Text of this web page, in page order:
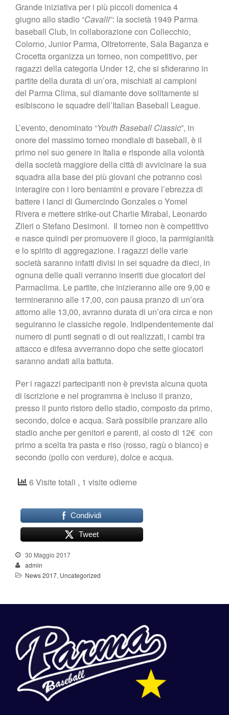
Shop
Grande iniziativa per i più piccoli domenica 4
giugno allo stadio “Cavalli”: la società 1949 Parma
baseball Club, in collaborazione con Collecchio,
Colorno, Junior Parma, Oltretorrente, Sala Baganza e
Crocetta organizza un torneo, non competitivo, per
ragazzi della categoria Under 12, che si sfideranno in
partite della durata di un’ora, mischiati ai campioni
del Parma Clima, sul diamante dove solitamente si
esibiscono le squadre dell’Italian Baseball League.
L’evento, denominato “Youth Baseball Classic”, in
onore del massimo torneo mondiale di baseball, è il
primo nel suo genere in Italia e risponde alla volontà
della società maggiore della città di avvicinare la sua
squadra alla base dei più giovani che potranno così
interagire con i loro beniamini e provare l’ebrezza di
battere i lanci di Gumercindo Gonzales o Yomel
Rivera e mettere strike-out Charlie Mirabal, Leonardo
Zileri o Stefano Desimoni. Il torneo non è competitivo
e nasce quindi per promuovere il gioco, la parmigianità
e lo spirito di aggregazione. I ragazzi delle varie
società saranno infatti divisi in sei squadre da dieci, in
ognuna delle quali verranno inseriti due giocatori del
Parmaclima. Le partite, che inizieranno alle ore 9,00 e
termineranno alle 17,00, con pausa pranzo di un’ora
attorno alle 13,00, avranno durata di un’ora circa e non
seguiranno le classiche regole. Indipendentemente dal
numero di punti segnati o di out realizzati, i cambi tra
attacco e difesa avverranno dopo che sette giocatori
saranno andati alla battuta.
Per i ragazzi partecipanti non è prevista alcuna quota
di iscrizione e nel programma è incluso il pranzo,
presso il punto ristoro dello stadio, composto da primo,
secondo, dolce e acqua. Sarà possibile pranzare allo
stadio anche per genitori e parenti, al costo di 12€ con
primo a scelta tra pasta e riso (rosso, ragù o bianco) e
secondo (pollo con verdure), dolce e acqua.
6 Visite totali , 1 visite odierne
Condividi
Tweet
30 Maggio 2017
admin
News 2017, Uncategorized